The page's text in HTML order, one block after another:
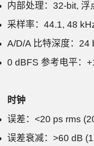
内部处理：32-bit, 浮
采样率：44.1, 48
A/D/A 比特深度：24
0 dBFS 参考电平：
时钟
误差：<20 ps rms
误差衰减：>60 dB